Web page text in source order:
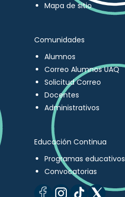
Mapa de sitio
Comunidades
Alumnos
Correo Alumnos UAQ
Solicitud Correo
Docentes
Administrativos
Educación Continua
Programas educativos
Convocatorias